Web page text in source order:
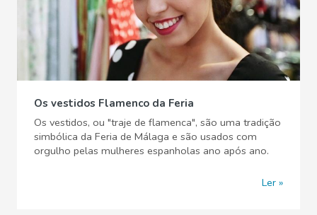
Os vestidos Flamenco da Feria
Os vestidos, ou "traje de flamenca", são uma tradição
simbólica da Feria de Málaga e são usados com
orgulho pelas mulheres espanholas ano após ano.
Ler